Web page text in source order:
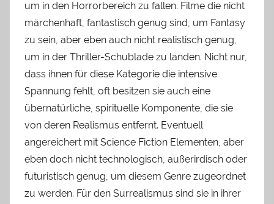
um in den Horrorbereich zu fallen. Filme die nicht
märchenhaft, fantastisch genug sind, um Fantasy
zu sein, aber eben auch nicht realistisch genug,
um in der Thriller-Schublade zu landen. Nicht nur,
dass ihnen für diese Kategorie die intensive
Spannung fehlt, oft besitzen sie auch eine
übernatürliche, spirituelle Komponente, die sie
von deren Realismus entfernt. Eventuell
angereichert mit Science Fiction Elementen, aber
eben doch nicht technologisch, außerirdisch oder
futuristisch genug, um diesem Genre zugeordnet
zu werden. Für den Surrealismus sind sie in ihrer